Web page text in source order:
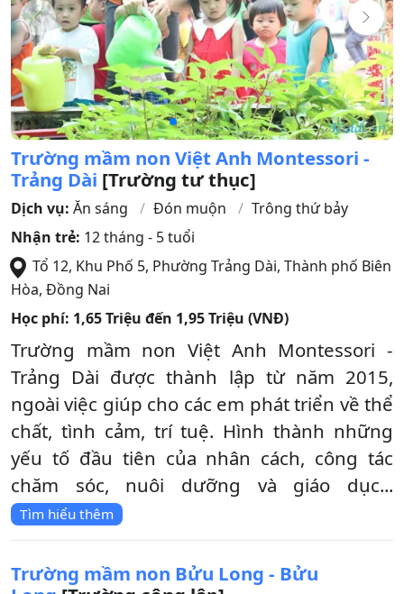
Trường mầm non Việt Anh Montessori -
Trảng Dài [Trường tư thục]
Dịch vụ: Ăn sáng Đón muộn
Trông thứ bảy
Nhận trẻ: 12 tháng - 5 tuổi
Tổ 12, Khu Phố 5, Phường Trảng Dài, Thành phố Biên
Hòa, Đồng Nai
Học phí: 1,65 Triệu đến 1,95 Triệu (VNĐ)
Trường mầm non Việt Anh Montessori -
Trảng Dài được thành lập từ năm 2015,
ngoài việc giúp cho các em phát triển về thể
chất, tình cảm, trí tuệ. Hình thành những
yếu tố đầu tiên của nhân cách, công tác
chăm sóc, nuôi dưỡng và giáo dục...
Tìm hiểu thêm
Trường mầm non Bửu Long - Bửu